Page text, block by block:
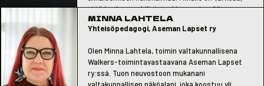
että kuulemme hiljaistenkin nuorten äänen.
MINNA LAHTELA
Yhteisöpedagogi, Aseman Lapset ry
Olen Minna Lahtela, toimin valtakunnallisena
Walkers-toimintavastaavana Aseman Lapset
ry:ssä. Tuon neuvostoon mukanani
valtakunnallisen näköalani, joka koostuu yli